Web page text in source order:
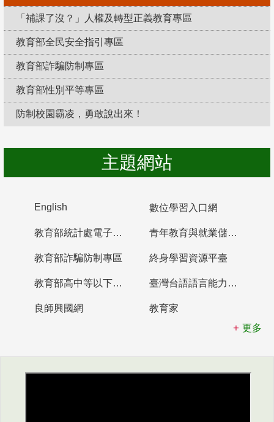
「補課了沒？」人權及轉型正義教育專區
教育部全民安全指引專區
教育部詐騙防制專區
教育部性別平等專區
防制校園霸凌，勇敢說出來！
主題網站
English 數位學習入口網
教育部統計處電子書櫃 青年教育與就業儲蓄帳戶
教育部詐騙防制專區 終身學習資源平臺
教育部高中等以下學校及幼兒園教師資格檢定考試 臺灣台語語言能力認證網站
良師興國網
教育家
更多